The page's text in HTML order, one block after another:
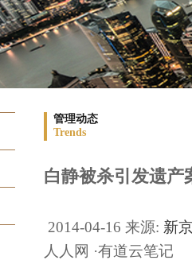
管理动态
Trends
白静被杀引发遗产
2014-04-16 来源: 新
人人网 ·有道云笔记